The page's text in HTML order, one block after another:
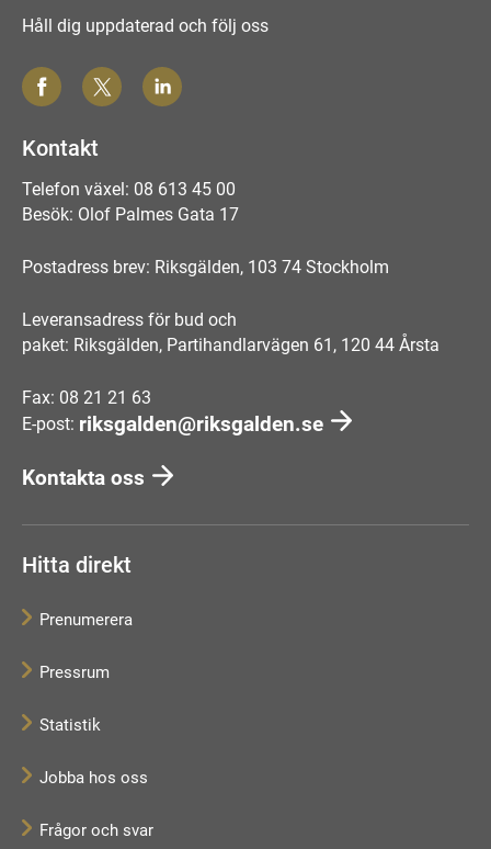
Håll dig uppdaterad och följ oss
Kontakt
Telefon växel: 08 613 45 00
Besök: Olof Palmes Gata 17
Postadress brev: Riksgälden, 103 74 Stockholm
Leveransadress för bud och
paket: Riksgälden, Partihandlarvägen 61, 120 44 Årsta
Fax: 08 21 21 63
E-post: riksgalden@riksgalden.se
Kontakta oss
Hitta direkt
Prenumerera
Pressrum
Statistik
Jobba hos oss
Frågor och svar